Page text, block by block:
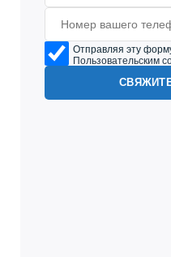
Отправляя эту
Пользовательским